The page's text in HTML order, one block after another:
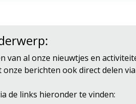
van al onze nieuwtjes en
berichten ook direct delen
de links hieronder te vinden: